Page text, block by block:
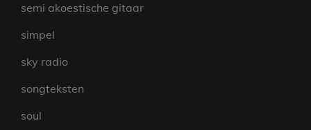
semi akoestische gitaar
simpel
sky radio
songteksten
soul